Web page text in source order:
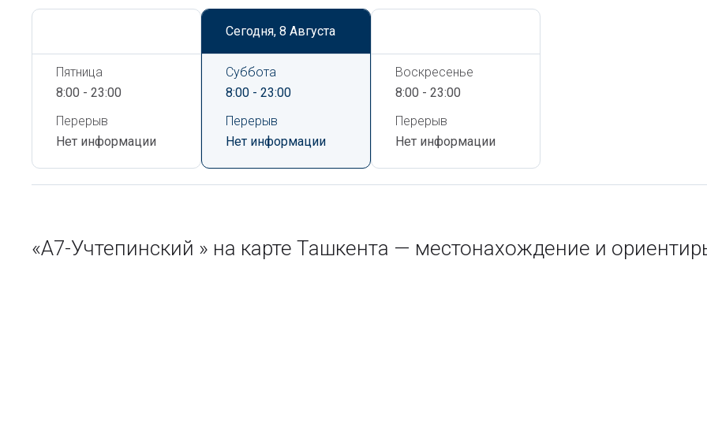
Пятница
8:00 - 23:00
Перерыв
Нет информации
Сегодня, 8 Августа
Суббота
8:00 - 23:00
Перерыв
Нет информации
Воскресенье
8:00 - 23:00
Перерыв
Нет информации
«А7-Учтепинский » на карте Ташкента — местонахождение и